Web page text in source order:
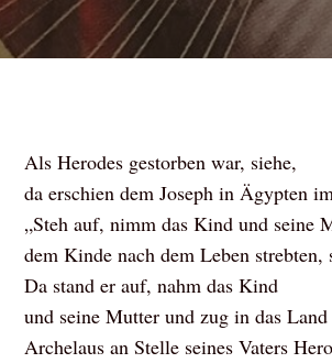
Als Herodes gestorben war, siehe,
da erschien dem Joseph in Ägypten
„Steh auf, nimm das Kind und seine
dem Kinde nach dem Leben strebten,
Da stand er auf, nahm das Kind
und seine Mutter und zug in das
Archelaus an Stelle seines Vaters